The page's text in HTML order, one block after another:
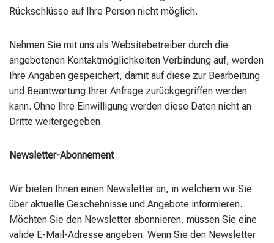
Rückschlüsse auf Ihre Person nicht möglich.
Nehmen Sie mit uns als Websitebetreiber durch die
angebotenen Kontaktmöglichkeiten Verbindung auf, werden
Ihre Angaben gespeichert, damit auf diese zur Bearbeitung
und Beantwortung Ihrer Anfrage zurückgegriffen werden
kann. Ohne Ihre Einwilligung werden diese Daten nicht an
Dritte weitergegeben.
Newsletter-Abonnement
Wir bieten Ihnen einen Newsletter an, in welchem wir Sie
über aktuelle Geschehnisse und Angebote informieren.
Möchten Sie den Newsletter abonnieren, müssen Sie eine
valide E-Mail-Adresse angeben. Wenn Sie den Newsletter